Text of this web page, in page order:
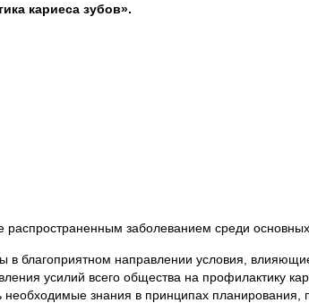
кариеса зубов».
заболеванием среди основных
благоприятном направлении условия,
усилий всего общества на профилактику
знания в принципах планирования,